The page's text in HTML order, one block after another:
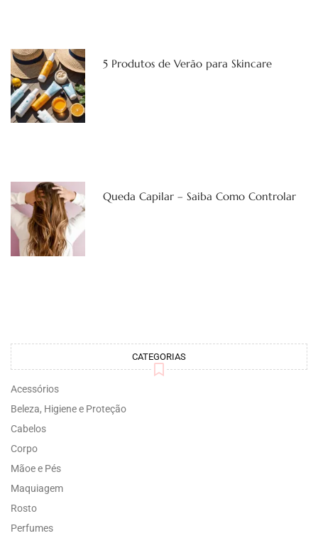
5 Produtos de Verão para Skincare
Queda Capilar – Saiba Como Controlar
CATEGORIAS
Acessórios
Beleza, Higiene e Proteção
Cabelos
Corpo
Mãoe e Pés
Maquiagem
Rosto
Perfumes